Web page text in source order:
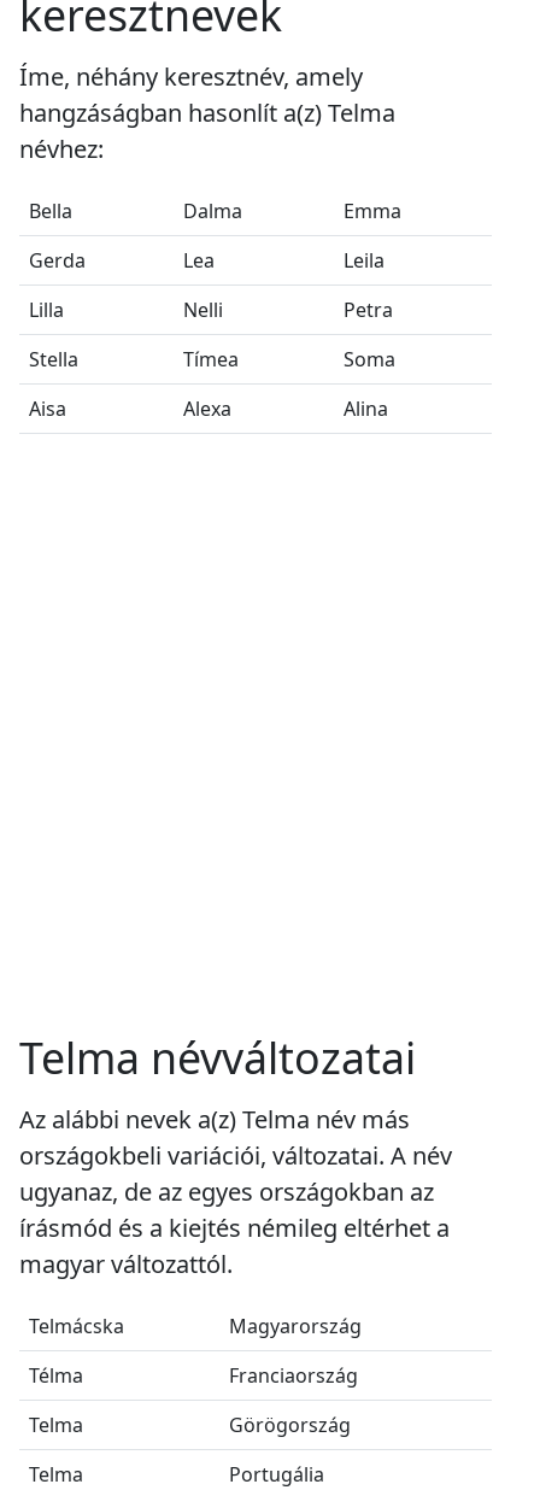
keresztnevek
Íme, néhány keresztnév, amely
hangzáságban hasonlít a(z) Telma
névhez:
Bella Dalma
Emma
Gerda
Lea
Leila
Lilla
Nelli
Petra
Stella
Tímea
Soma
Aisa
Alexa Alina
Telma névváltozatai
Az alábbi nevek a(z) Telma név más
országokbeli variációi, változatai. A név
ugyanaz, de az egyes országokban az
írásmód és a kiejtés némileg eltérhet a
magyar változattól.
Telmácska
Magyarország
Télma
Franciaország
Telma
Görögország
Telma
Portugália